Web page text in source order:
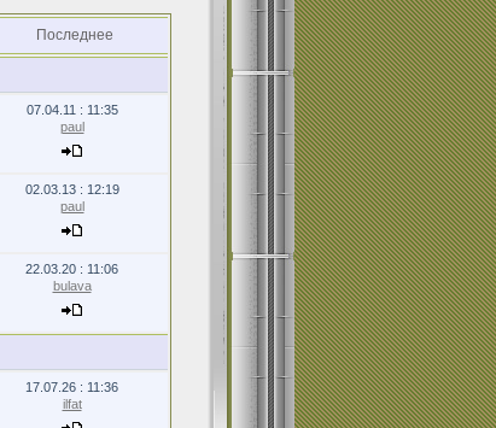
Последнее
07.04.11 : 11:35
paul
02.03.13 : 12:19
paul
22.03.20 : 11:06
bulava
17.07.26 : 11:36
ilfat